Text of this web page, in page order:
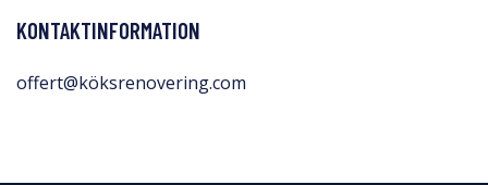
KONTAKTINFORMATION
offert@köksrenovering.com